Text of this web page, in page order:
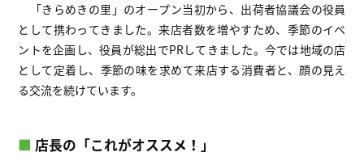
「きらめきの里」のオープン当初から、出荷者協議会の役員
として携わってきました。来店者数を増やすため、季節のイベ
ントを企画し、役員が総出でPRしてきました。今では地域の店
として定着し、季節の味を求めて来店する消費者と、顔の見え
る交流を続けています。
■ 店長の「これがオススメ！」